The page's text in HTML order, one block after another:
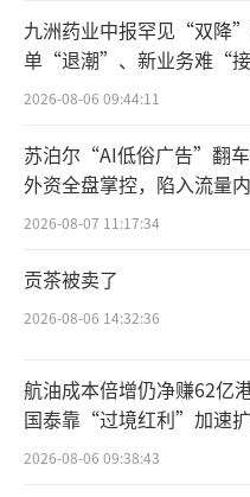
迪桑特（
（滑雪、高尔夫等
隆（Kolon Sport）
营、徒步等场景。两
外矩阵。
亚玛芬体育覆
场，2024年亚玛芬
总营收的35%。始祖
主打越野跑与滑雪
牌。
MAIA ACTIVE
九洲药业中报罕见“双降
单“退潮”、新业务难“
难关待闯
2026-08-06 09:44:11
苏泊尔“AI低俗广告”翻
外资全盘掌控，陷入流量
发的负循环
2026-08-07 11:17:34
贡茶被卖了
2026-08-06 14:32:36
航油成本倍增仍净赚62亿
国泰靠“过境红利”加速
2026-08-06 09:38:43